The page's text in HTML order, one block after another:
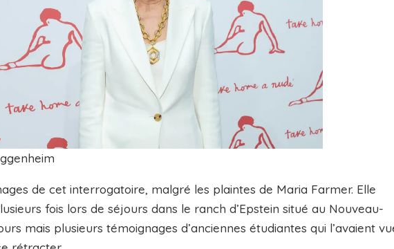
de cet interrogatoire, malgré les plaintes de Maria Farmer. Elle
fois lors de séjours dans le ranch d’Epstein situé au Nouveau-
mais plusieurs témoignages d’anciennes étudiantes qui l’avaient